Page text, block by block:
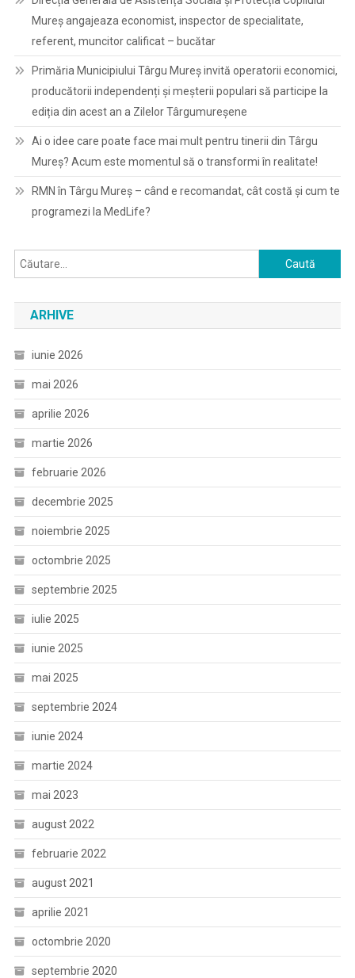
Mureș angajeaza economist, inspector de specialitate,
referent, muncitor calificat – bucătar
Primăria Municipiului Târgu Mureș invită operatorii economici,
producătorii independenți și meșterii populari să participe la
ediția din acest an a Zilelor Târgumureșene
Ai o idee care poate face mai mult pentru tinerii din Târgu
Mureș? Acum este momentul să o transformi în realitate!
RMN în Târgu Mureș – când e recomandat, cât costă și cum te
programezi la MedLife?
Caută
după:
ARHIVE
iunie 2026
mai 2026
aprilie 2026
martie 2026
februarie 2026
decembrie 2025
noiembrie 2025
octombrie 2025
septembrie 2025
iulie 2025
iunie 2025
mai 2025
septembrie 2024
iunie 2024
martie 2024
mai 2023
august 2022
februarie 2022
august 2021
aprilie 2021
octombrie 2020
septembrie 2020